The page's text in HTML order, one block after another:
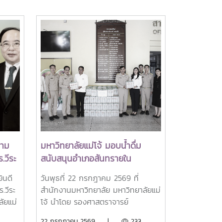
ม
ระ
ลัย
นดี
วีระ
ยแม่
มหาวิทยาลัยแม่โจ้ มอบน้ำดื่ม
สนับสนุนอำเภอสันทรายใน
กิจกรรม "จิตอาสาพัฒนาภูมิทัศน์"
และกิจกรรมต่างๆของอำเภอ
สันทราย
วันพุธที่ 22 กรกฎาคม 2569 ที่
สำนักงานมหาวิทยาลัย มหาวิทยาลัยแม่
โจ้ นำโดย รองศาสตราจารย์